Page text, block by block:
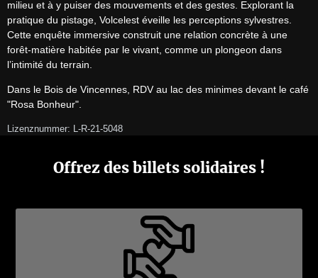
milieu et à y puiser des mouvements et des gestes. Explorant la
pratique du pistage, Volcelest éveille les perceptions sylvestres.
Cette enquête immersive construit une relation concrète à une
forêt-matière habitée par le vivant, comme un plongeon dans
l’intimité du terrain.
Dans le Bois de Vincennes, RDV au lac des minimes devant le café
"Rosa Bonheur".
Lizenznummer: L-R-21-5048
Offrez des billets solidaires !